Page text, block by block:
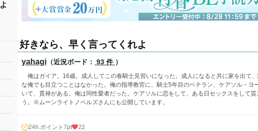
好きなら、早く言ってくれよ
yahagi （近況ボード： 93 件 ）
俺はガイア。16歳。成人してこの春騎士見習いになった。成人になると共に家を出て
な俺でも目立つことはなかった。俺の指導教官に、騎士5年目のベテラン、ケアソル・ヨ
いて、貫禄がある。俺は同性愛者だった。ケアソルに恋をして、ある日セックスをして
う。※ムーンライトノベルズさんにも公開しています。
24h.ポイント 7pt 22